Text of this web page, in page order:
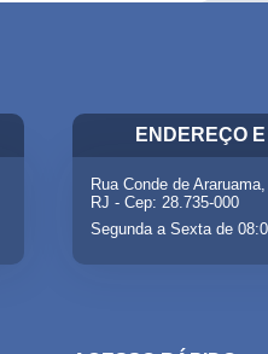
ENDEREÇO
Rua Conde de
RJ - Cep: 28.735-000
Segunda a Sexta de